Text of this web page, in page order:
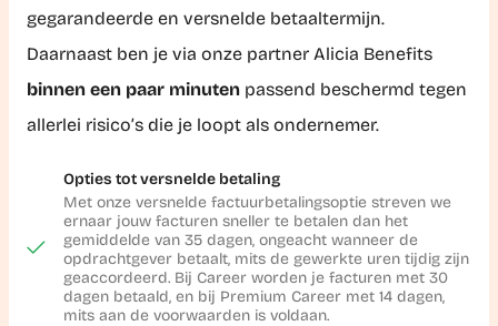
gegarandeerde en versnelde betaaltermijn.
Daarnaast ben je via onze partner Alicia Benefits
binnen een paar minuten passend beschermd tegen
allerlei risico’s die je loopt als ondernemer.
Opties tot versnelde betaling
Met onze versnelde factuurbetalingsoptie streven we
ernaar jouw facturen sneller te betalen dan het
gemiddelde van 35 dagen, ongeacht wanneer de
opdrachtgever betaalt, mits de gewerkte uren tijdig zijn
geaccordeerd. Bij Career worden je facturen met 30
dagen betaald, en bij Premium Career met 14 dagen,
mits aan de voorwaarden is voldaan.